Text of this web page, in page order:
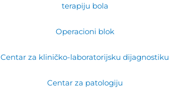
terapiju bola
Operacioni blok
Centar za kliničko-laboratorijsku dijagnostiku
Centar za patologiju